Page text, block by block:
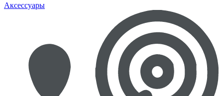
Аксессуары